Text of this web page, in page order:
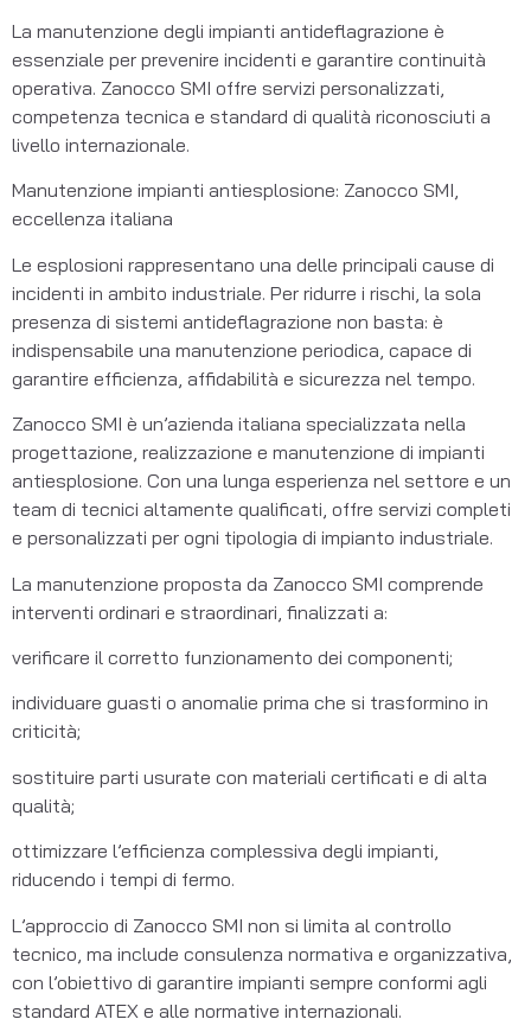
La manutenzione degli impianti antideflagrazione è
essenziale per prevenire incidenti e garantire continuità
operativa. Zanocco SMI offre servizi personalizzati,
competenza tecnica e standard di qualità riconosciuti a
livello internazionale.
Manutenzione impianti antiesplosione: Zanocco SMI,
eccellenza italiana
Le esplosioni rappresentano una delle principali cause di
incidenti in ambito industriale. Per ridurre i rischi, la sola
presenza di sistemi antideflagrazione non basta: è
indispensabile una manutenzione periodica, capace di
garantire efficienza, affidabilità e sicurezza nel tempo.
Zanocco SMI è un’azienda italiana specializzata nella
progettazione, realizzazione e manutenzione di impianti
antiesplosione. Con una lunga esperienza nel settore e un
team di tecnici altamente qualificati, offre servizi completi
e personalizzati per ogni tipologia di impianto industriale.
La manutenzione proposta da Zanocco SMI comprende
interventi ordinari e straordinari, finalizzati a:
verificare il corretto funzionamento dei componenti;
individuare guasti o anomalie prima che si trasformino in
criticità;
sostituire parti usurate con materiali certificati e di alta
qualità;
ottimizzare l’efficienza complessiva degli impianti,
riducendo i tempi di fermo.
L’approccio di Zanocco SMI non si limita al controllo
tecnico, ma include consulenza normativa e organizzativa,
con l’obiettivo di garantire impianti sempre conformi agli
standard ATEX e alle normative internazionali.